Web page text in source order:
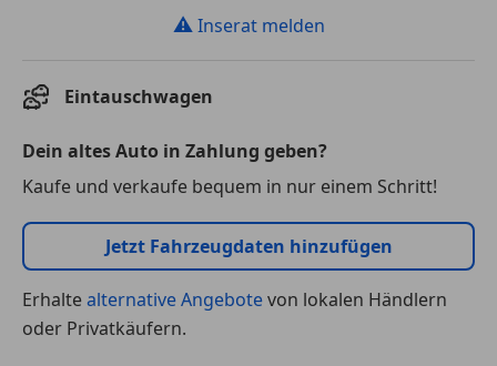
⚠ Inserat melden
Eintauschwagen
Dein altes Auto in Zahlung geben?
Kaufe und verkaufe bequem in nur einem Schritt!
Jetzt Fahrzeugdaten hinzufügen
Erhaltealternative Angebotevon lokalen Händlern
oder Privatkäufern.